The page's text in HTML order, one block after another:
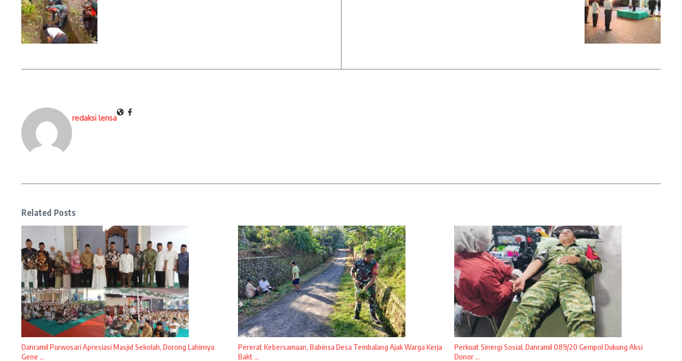
redaksi lensa
Related Posts
Danramil Purwosari Apresiasi Masjid Sekolah, Dorong Lahirnya
Gene ...
Pererat Kebersamaan, Babinsa Desa Tembalang Ajak Warga Kerja
Bakt ...
Perkuat Sinergi Sosial, Danramil 089/20 Gempol Dukung Aksi
Donor ...